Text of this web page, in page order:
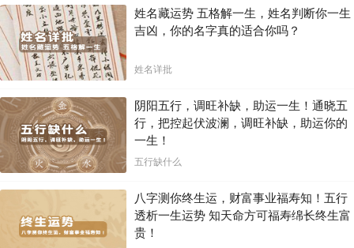
姓名藏运势 五格解一生，姓名判断你一生
吉凶，你的名字真的适合你吗？
姓名详批
阴阳五行，调旺补缺，助运一生！通晓五
行，把控起伏波澜，调旺补缺，助运你的
一生！
五行缺什么
八字测你终生运，财富事业福寿知！五行
透析一生运势 知天命方可福寿绵长终生富
贵！